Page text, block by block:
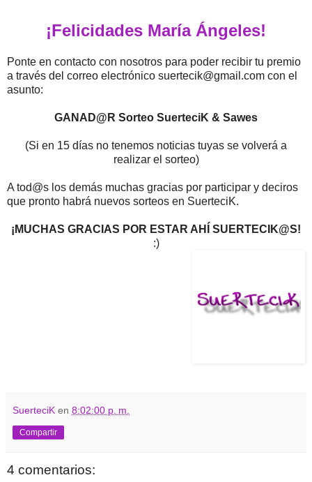
¡Felicidades María Ángeles!
Ponte en contacto con nosotros para poder recibir tu premio
a través del correo electrónico suertecik@gmail.com con el
asunto:
GANAD@R Sorteo SuerteciK & Sawes
(Si en 15 días no tenemos noticias tuyas se volverá a
realizar el sorteo)
A tod@s los demás muchas gracias por participar y deciros
que pronto habrá nuevos sorteos en SuerteciK.
¡MUCHAS GRACIAS POR ESTAR AHÍ SUERTECIK@S!
:)
SuerteciK en 8:02:00 p. m.
Compartir
4 comentarios: